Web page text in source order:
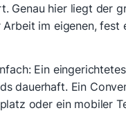
Genau hier liegt der
im eigenen, fest
Ein
dauerhaft. Ein
oder ein mobiler